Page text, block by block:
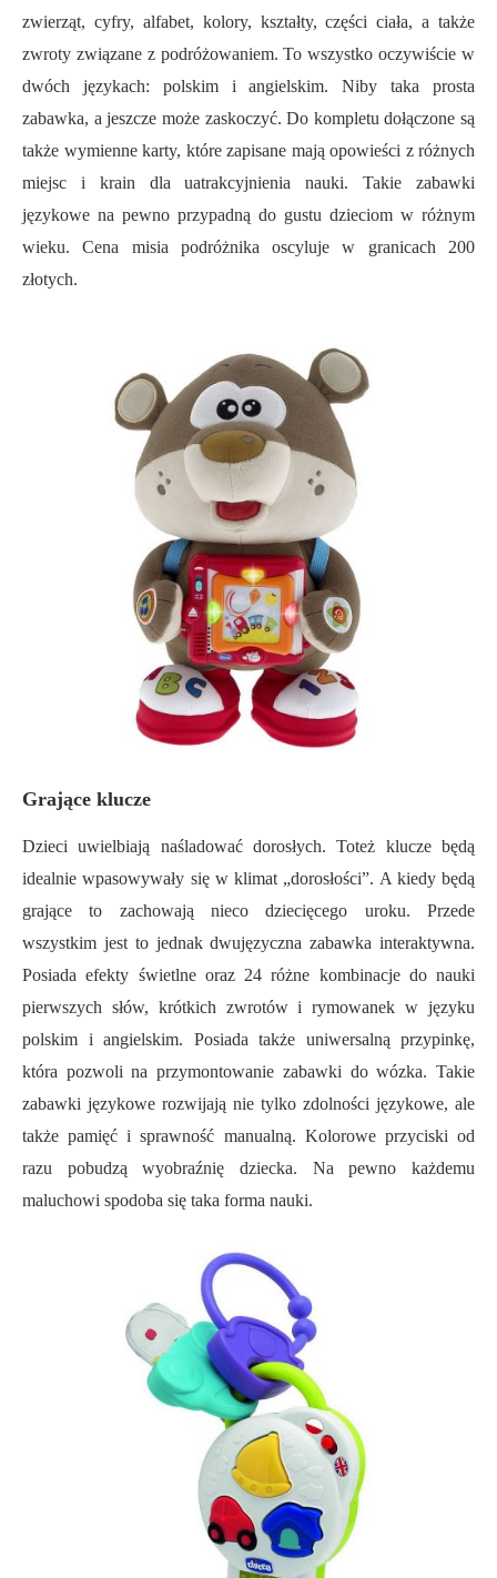
zwierząt, cyfry, alfabet, kolory, kształty, części ciała, a także
zwroty związane z podróżowaniem. To wszystko oczywiście w
dwóch językach: polskim i angielskim. Niby taka prosta
zabawka, a jeszcze może zaskoczyć. Do kompletu dołączone są
także wymienne karty, które zapisane mają opowieści z różnych
miejsc i krain dla uatrakcyjnienia nauki. Takie zabawki
językowe na pewno przypadną do gustu dzieciom w różnym
wieku. Cena misia podróżnika oscyluje w granicach 200
złotych.
Grające klucze
Dzieci uwielbiają naśladować dorosłych. Toteż klucze będą
idealnie wpasowywały się w klimat „dorosłości”. A kiedy będą
grające to zachowają nieco dziecięcego uroku. Przede
wszystkim jest to jednak dwujęzyczna zabawka interaktywna.
Posiada efekty świetlne oraz 24 różne kombinacje do nauki
pierwszych słów, krótkich zwrotów i rymowanek w języku
polskim i angielskim. Posiada także uniwersalną przypinkę,
która pozwoli na przymontowanie zabawki do wózka. Takie
zabawki językowe rozwijają nie tylko zdolności językowe, ale
także pamięć i sprawność manualną. Kolorowe przyciski od
razu pobudzą wyobraźnię dziecka. Na pewno każdemu
maluchowi spodoba się taka forma nauki.